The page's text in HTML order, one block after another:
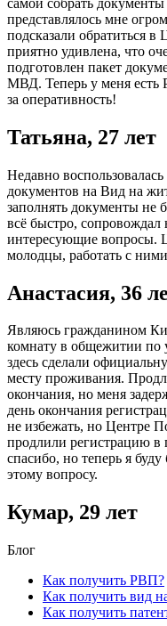
представлялось мне
подсказали обратиться
приятно удивлена, что
подготовлен пакет
МВД. Теперь у меня есть
за оперативность!
Татьяна, 27 лет
Недавно
документов на Вид на
заполнять документы не
всё быстро, сопровождал
интересующие вопросы.
молодцы, работать с
Анастасия, 36
Являюсь гражданином
комнату в общежитии по
здесь сделали
месту проживания.
окончания, но меня
день окончания
не избежать, но Центре
продлили регистрацию в
спасибо, но теперь я
этому вопросу.
Кумар, 29 лет
Блог
Как получить РВП?
Как получить вид
Как получить